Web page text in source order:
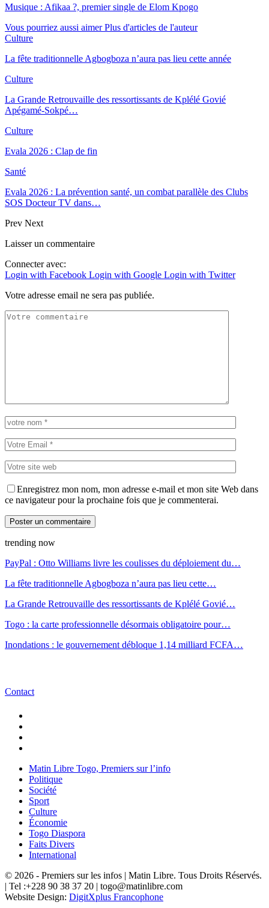
Musique : Afikaa ?, premier single de Elom Kpogo
Vous pourriez aussi aimer Plus d'articles de l'auteur
Culture
La fête traditionnelle Agbogboza n’aura pas lieu cette année
Culture
La Grande Retrouvaille des ressortissants de Kplélé Govié
Apégamé-Sokpé…
Culture
Evala 2026 : Clap de fin
Santé
Evala 2026 : La prévention santé, un combat parallèle des Clubs
SOS Docteur TV dans…
Prev Next
Laisser un commentaire
Connecter avec:
Login with Facebook Login with Google Login with Twitter
Votre adresse email ne sera pas publiée.
Enregistrez mon nom, mon adresse e-mail et mon site Web dans
ce navigateur pour la prochaine fois que je commenterai.
trending now
PayPal : Otto Williams livre les coulisses du déploiement du…
La fête traditionnelle Agbogboza n’aura pas lieu cette…
La Grande Retrouvaille des ressortissants de Kplélé Govié…
Togo : la carte professionnelle désormais obligatoire pour…
Inondations : le gouvernement débloque 1,14 milliard FCFA…
Contact
Matin Libre Togo, Premiers sur l’info
Politique
Société
Sport
Culture
Économie
Togo Diaspora
Faits Divers
International
© 2026 - Premiers sur les infos | Matin Libre. Tous Droits Réservés.
| Tel :+228 90 38 37 20 | togo@matinlibre.com
Website Design: DigitXplus Francophone